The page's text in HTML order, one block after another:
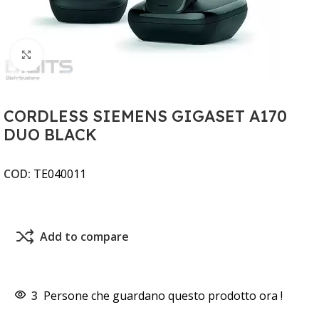
Clicca per ingrandire
CORDLESS SIEMENS GIGASET A170
DUO BLACK
COD: TE040011
Add to compare
3 Persone che guardano questo prodotto ora !